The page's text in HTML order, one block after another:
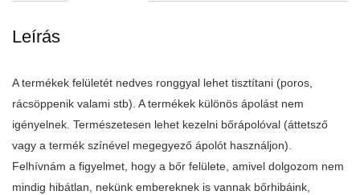
Leírás
A termékek felületét nedves ronggyal lehet tisztítani (poros,
rácsöppenik valami stb). A termékek különös ápolást nem
igényelnek. Természetesen lehet kezelni bőrápolóval (áttetsző
vagy a termék színével megegyező ápolót használjon).
Felhívnám a figyelmet, hogy a bőr felülete, amivel dolgozom nem
mindig hibátlan, nekünk embereknek is vannak bőrhibáink,